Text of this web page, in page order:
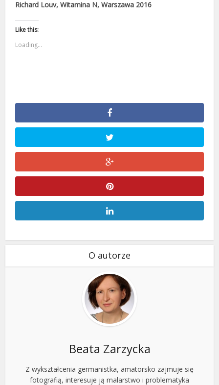
Richard Louv, Witamina N, Warszawa 2016
Like this:
Loading...
O autorze
Beata Zarzycka
Z wykształcenia germanistka, amatorsko zajmuje się
fotografią, interesuje ją malarstwo i problematyka